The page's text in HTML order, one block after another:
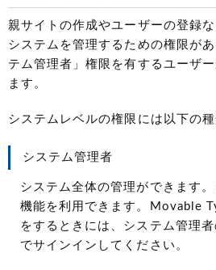
親サイトの作成やユーザーの登録
システムを管理するための権限が
テム管理者」権限を有するユーザ
ます。
システムレベルの権限には以下の種
システム管理者
システム全体の管理ができます
機能を利用できます。Movable
をするときには、システム管理
でサインインしてください。